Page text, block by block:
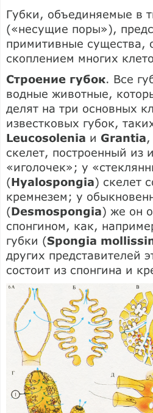
Губки, объединяемые в
(«несущие поры»),
примитивные существа,
скоплением многих
Строение губок. Все
водные животные,
делят на три основных
известковых губок,
Leucosolenia и Grantia,
скелет, построенный из
«иголочек»; у
(Hyalospongia) скелет
кремнезем; у
(Desmospongia) же он
спонгином, как,
губки (Spongia
других представителей
состоит из спонгина и